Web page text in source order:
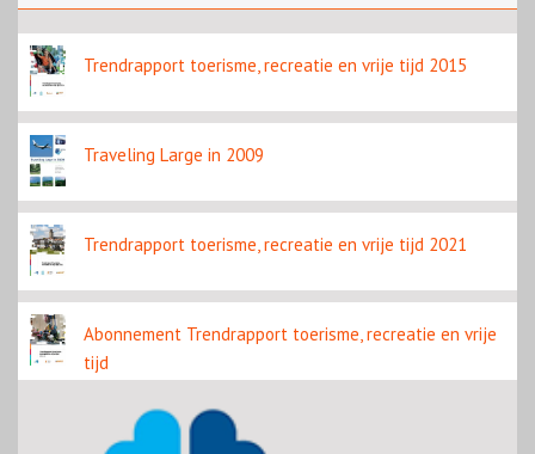
congres in Utrecht
Trendrapport toerisme, recreatie en vrije tijd 2015
Traveling Large in 2009
Trendrapport toerisme, recreatie en vrije tijd 2021
Abonnement Trendrapport toerisme, recreatie en vrije
tijd